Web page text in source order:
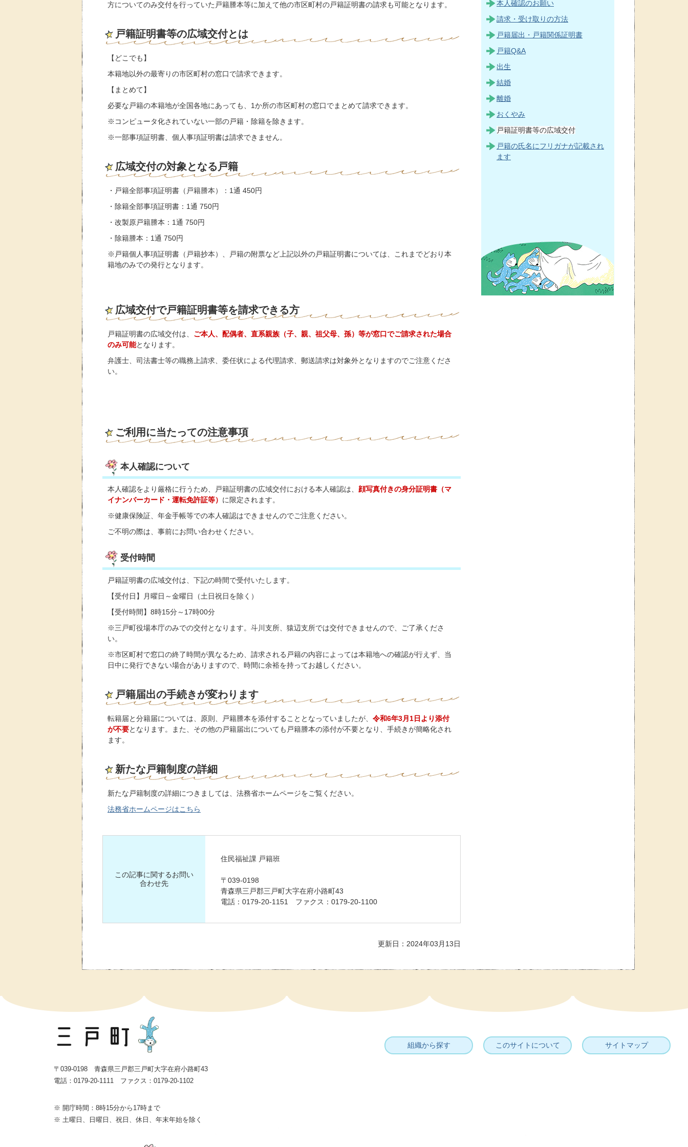
方についてのみ交付を行っていた戸籍謄本等に加えて他の市区町村の戸籍証明書の請求も可能となります。
戸籍証明書等の広域交付とは
【どこでも】
本籍地以外の最寄りの市区町村の窓口で請求できます。
【まとめて】
必要な戸籍の本籍地が全国各地にあっても、1か所の市区町村の窓口でまとめて請求できます。
※コンピュータ化されていない一部の戸籍・除籍を除きます。
※一部事項証明書、個人事項証明書は請求できません。
広域交付の対象となる戸籍
・戸籍全部事項証明書（戸籍謄本）：1通 450円
・除籍全部事項証明書：1通 750円
・改製原戸籍謄本：1通 750円
・除籍謄本：1通 750円
※戸籍個人事項証明書（戸籍抄本）、戸籍の附票など上記以外の戸籍証明書については、これまでどおり本
籍地のみでの発行となります。
広域交付で戸籍証明書等を請求できる方
戸籍証明書の広域交付は、 ご本人、配偶者、直系親族（子、親、祖父母、孫）等が窓口でご請求された場合
のみ可能となります。
弁護士、司法書士等の職務上請求、委任状による代理請求、郵送請求は対象外となりますのでご注意くださ
い。
ご利用に当たっての注意事項
本人確認について
本人確認をより厳格に行うため、戸籍証明書の広域交付における本人確認は、 顔写真付きの身分証明書（マ
イナンバーカード・運転免許証等） に限定されます。
※健康保険証、年金手帳等での本人確認はできませんのでご注意ください。
ご不明の際は、事前にお問い合わせください。
受付時間
戸籍証明書の広域交付は、下記の時間で受付いたします。
【受付日】月曜日～金曜日（土日祝日を除く）
【受付時間】8時15分～17時00分
※三戸町役場本庁のみでの交付となります。斗川支所、猿辺支所では交付できませんので、ご了承くださ
い。
※市区町村で窓口の終了時間が異なるため、請求される戸籍の内容によっては本籍地への確認が行えず、当
日中に発行できない場合がありますので、時間に余裕を持ってお越しください。
戸籍届出の手続きが変わります
転籍届と分籍届については、原則、戸籍謄本を添付することとなっていましたが、 令和6年3月1日より添付
が不要となります。また、その他の戸籍届出についても戸籍謄本の添付が不要となり、手続きが簡略化され
ます。
新たな戸籍制度の詳細
新たな戸籍制度の詳細につきましては、法務省ホームページをご覧ください。
法務省ホームページはこちら
この記事に関するお問い
合わせ先
住民福祉課 戸籍班
〒039-0198
青森県三戸郡三戸町大字在府小路町43
電話：0179-20-1151 ファクス：0179-20-1100
更新日：2024年03月13日
本人確認のお願い
請求・受け取りの方法
戸籍届出・戸籍関係証明書
戸籍Q&A
出生
結婚
離婚
おくやみ
戸籍証明書等の広域交付
戸籍の氏名にフリガナが記載され
ます
組織から探す このサイトについて サイトマップ
〒039-0198 青森県三戸郡三戸町大字在府小路町43
電話：0179-20-1111 ファクス：0179-20-1102
※ 開庁時間：8時15分から17時まで
※ 土曜日、日曜日、祝日、休日、年末年始を除く